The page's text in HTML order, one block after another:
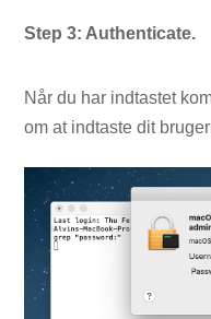
Step 3: Authenticate.
Når du har indtastet
om at indtaste dit